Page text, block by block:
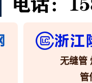
无缝管
管